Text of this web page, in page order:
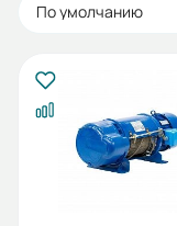
По умолчанию